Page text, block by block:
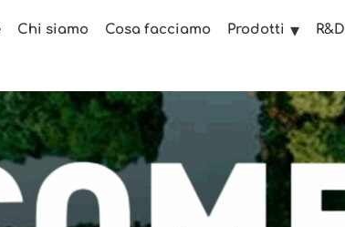
Chi siamo Cosa facciamo Prodotti R&D